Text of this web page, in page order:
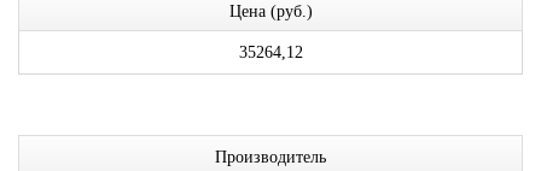
Цена (руб.)
35264,12
Производитель